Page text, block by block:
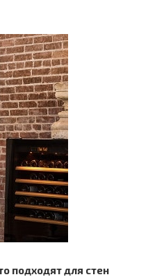
подходят для стен